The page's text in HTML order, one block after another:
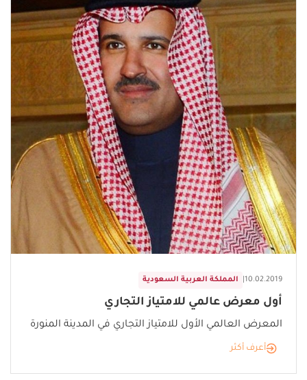
المملكة العربية السعودية 10.02.2019
أول معرض عالمي للامتياز التجاري
المعرض العالمي الأول للامتياز التجاري في المدينة المنورة
أعرف أكثر